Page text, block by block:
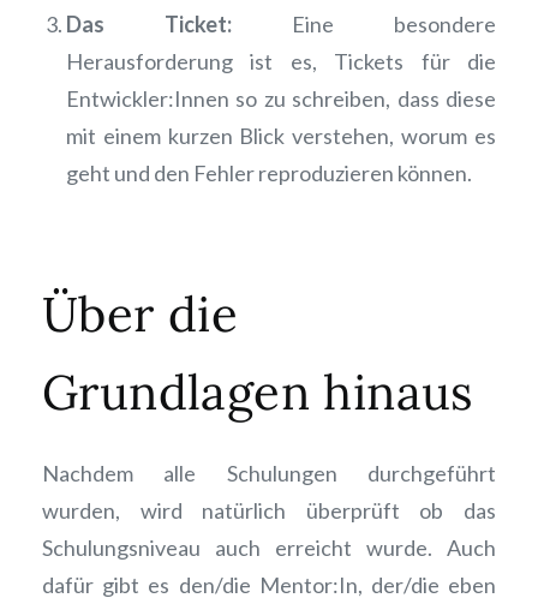
Das Ticket: Eine besondere
Herausforderung ist es, Tickets für die
Entwickler:Innen so zu schreiben, dass diese
mit einem kurzen Blick verstehen, worum es
geht und den Fehler reproduzieren können.
Über die
Grundlagen hinaus
Nachdem alle Schulungen durchgeführt
wurden, wird natürlich überprüft ob das
Schulungsniveau auch erreicht wurde. Auch
dafür gibt es den/die Mentor:In, der/die eben